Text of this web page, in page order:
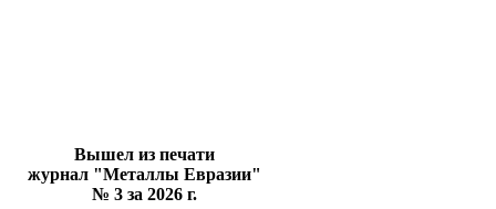
Вышел из печати
журнал "Металлы Евразии"
№ 3 за 2026 г.